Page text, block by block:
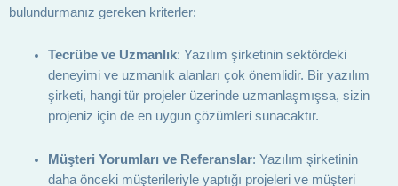
bulundurmanız gereken kriterler:
Tecrübe ve Uzmanlık: Yazılım şirketinin sektördeki
deneyimi ve uzmanlık alanları çok önemlidir. Bir yazılım
şirketi, hangi tür projeler üzerinde uzmanlaşmışsa, sizin
projeniz için de en uygun çözümleri sunacaktır.
Müşteri Yorumları ve Referanslar: Yazılım şirketinin
daha önceki müşterileriyle yaptığı projeleri ve müşteri